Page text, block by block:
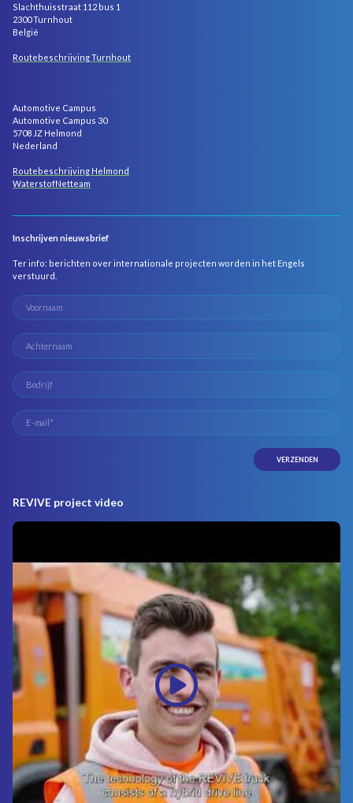
Slachthuisstraat 112 bus 1
2300 Turnhout
België
Routebeschrijving Turnhout
Automotive Campus
Automotive Campus 30
5708 JZ Helmond
Nederland
Routebeschrijving Helmond
WaterstofNetteam
Inschrijven nieuwsbrief
Ter info: berichten over internationale projecten worden in het Engels
verstuurd.
REVIVE project video